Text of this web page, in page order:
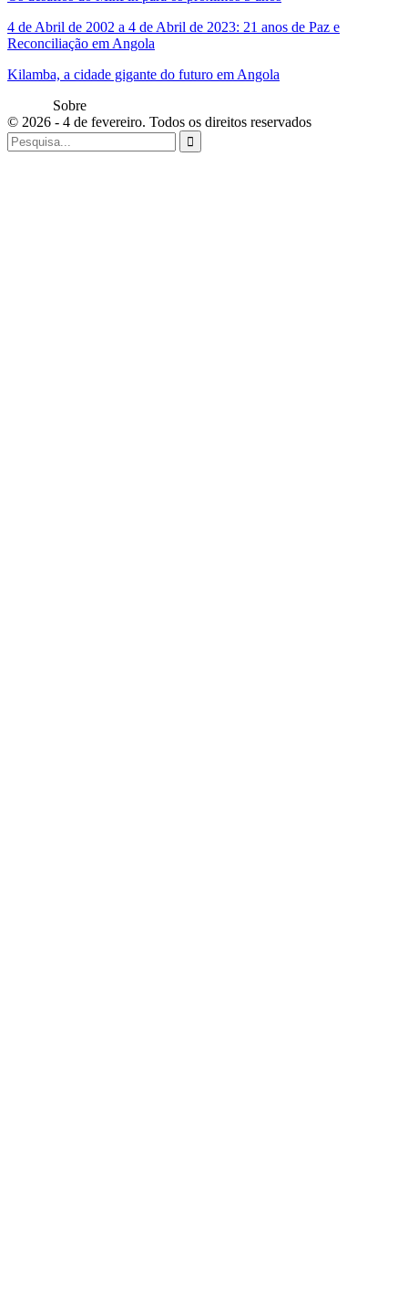
4 de Abril de 2002 a 4 de Abril de 2023: 21 anos de Paz e
Reconciliação em Angola
Kilamba, a cidade gigante do futuro em Angola
Sobre
© 2026 - 4 de fevereiro. Todos os direitos reservados